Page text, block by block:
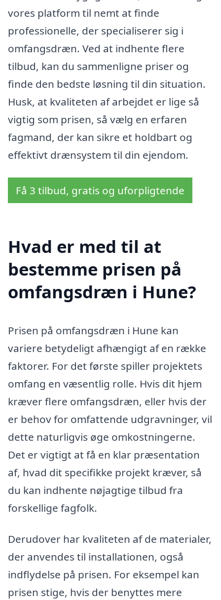
vores platform til nemt at finde
professionelle, der specialiserer sig i
omfangsdræn. Ved at indhente flere
tilbud, kan du sammenligne priser og
finde den bedste løsning til din situation.
Husk, at kvaliteten af arbejdet er lige så
vigtig som prisen, så vælg en erfaren
fagmand, der kan sikre et holdbart og
effektivt drænsystem til din ejendom.
Få 3 tilbud, gratis og uforpligtende
Hvad er med til at
bestemme prisen på
omfangsdræn i Hune?
Prisen på omfangsdræn i Hune kan
variere betydeligt afhængigt af en række
faktorer. For det første spiller projektets
omfang en væsentlig rolle. Hvis dit hjem
kræver flere omfangsdræn, eller hvis der
er behov for omfattende udgravninger, vil
dette naturligvis øge omkostningerne.
Det er vigtigt at få en klar præsentation
af, hvad dit specifikke projekt kræver, så
du kan indhente nøjagtige tilbud fra
forskellige fagfolk.
Derudover har kvaliteten af de materialer,
der anvendes til installationen, også
indflydelse på prisen. For eksempel kan
prisen stige, hvis der benyttes mere